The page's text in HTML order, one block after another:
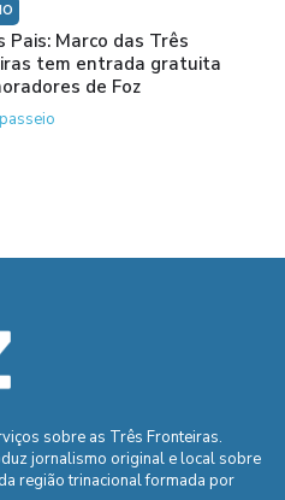
Pais: Marco das Três
tem entrada gratuita
de Foz
sobre as Três Fronteiras.
jornalismo original e local sobre
região trinacional formada por